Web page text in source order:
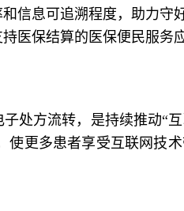
信息可追溯程度，助力守
医保结算的医保便民服务应
处方流转，是持续推动“
更多患者享受互联网技